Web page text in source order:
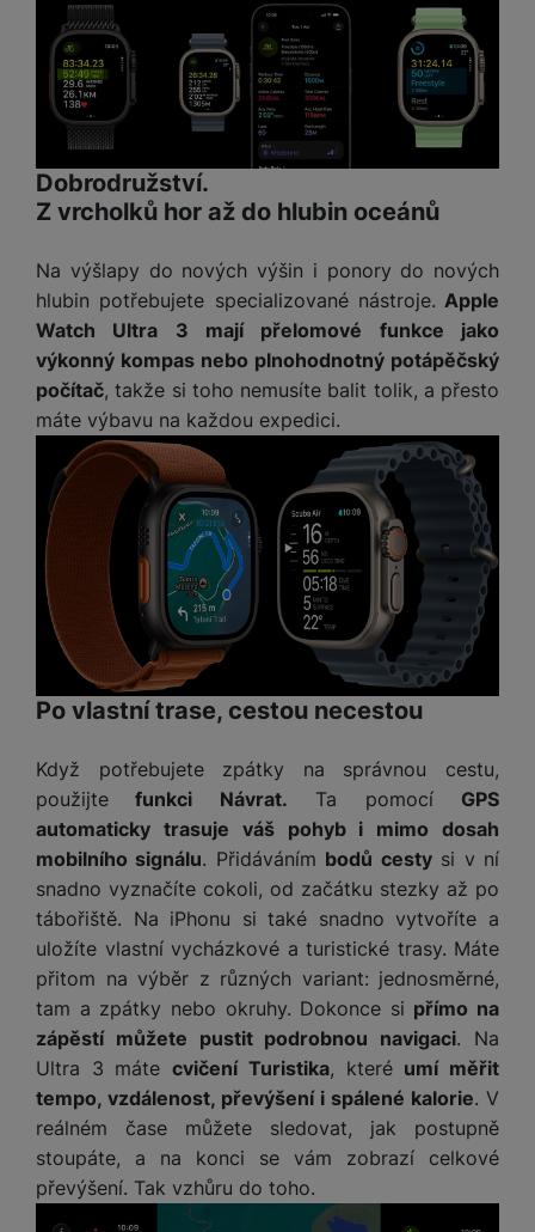
ní
m
ši
H
e
r
n
í
a
p
ít
č
é
s
l
y
H
e
í
k
l
á
v
e
i
c
e
č
k
y
r
o
F
m
e
T
V
A
u
i
-
v
i
e
o
a
b
e
l
y
a
n
k
p
r
o
ě
a
ví
c
e
z
a
z
ní
P
w
e
b
a
n
k
y
s
r
y
hl
o
n
a
bí
D
X
ul
ti
é
a
J
d
n
o
r
z
o
v
b
e
P
ří
u
n
st
ví
p
r
o
a
o
k
a
e
Dobrodružství.
Z vrcholků hor až do hlubin oceánů
Na výšlapy do nových výšin i ponory do nových
hlubin potřebujete specializované nástroje. Apple
Watch Ultra 3 mají přelomové funkce jako
výkonný kompas nebo plnohodnotný potápěčský
počítač, takže si toho nemusíte balit tolik, a přesto
máte výbavu na každou expedici.
Po vlastní trase, cestou necestou
Když potřebujete zpátky na správnou cestu,
použijte funkci Návrat. Ta pomocí GPS
automaticky trasuje váš pohyb i mimo dosah
mobilního signálu. Přidáváním bodů cestysi v ní
snadno vyznačíte cokoli, od začátku stezky až po
tábořiště. Na iPhonu si také snadno vytvoříte a
uložíte vlastní vycházkové a turistické trasy. Máte
přitom na výběr z různých variant: jednosměrné,
tam a zpátky nebo okruhy. Dokonce si přímo na
zápěstí můžete pustit podrobnou navigaci. Na
Ultra 3 mátecvičení Turistika, které umí měřit
tempo, vzdálenost, převýšení i spálené kalorie. V
reálném čase můžete sledovat, jak postupně
stoupáte, a na konci se vám zobrazí celkové
převýšení. Tak vzhůru do toho.